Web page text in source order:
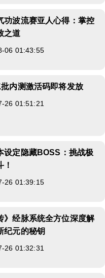
功波流赛亚人心得：掌控
之道
06 01:43:55
批内测激活码即将发放
26 01:51:21
设定隐藏BOSS：挑战极
26 01:39:15
》经脉系统全方位深度解
元的秘钥
26 01:32:31